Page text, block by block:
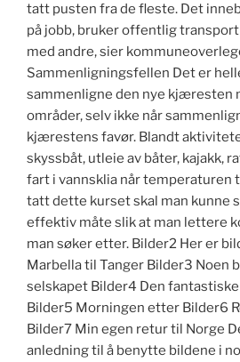
tatt pusten fra de fleste. Det
på jobb, bruker offentlig
med andre, sier
Sammenligningsfellen Det er
sammenligne den nye kjæresten
områder, selv ikke når
kjærestens favør. Blandt
skyssbåt, utleie av båter, kajakk,
fart i vannsklia når temperaturen
tatt dette kurset skal man kunne
effektiv måte slik at man lettere
man søker etter. Bilder2 Her er
Marbella til Tanger Bilder3 Noen
selskapet Bilder4 Den
Bilder5 Morningen etter Bilder6
Bilder7 Min egen retur til Norge
anledning til å benytte bildene i